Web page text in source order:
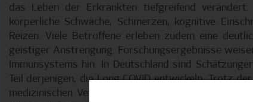
das Leben der Erkrankten tiefgreifend
körperliche Schwäche, Schmerzen, kognitive
Reizen. Viele Betroffene erleben zudem eine
geistiger Anstrengung. Forschungsergebnisse
Immunsystems hin. In Deutschland sind
Teil derjenigen, die Long COVID entwickeln. Trotz
medizinischen Versorgung: Diagnosen erfolgen oft